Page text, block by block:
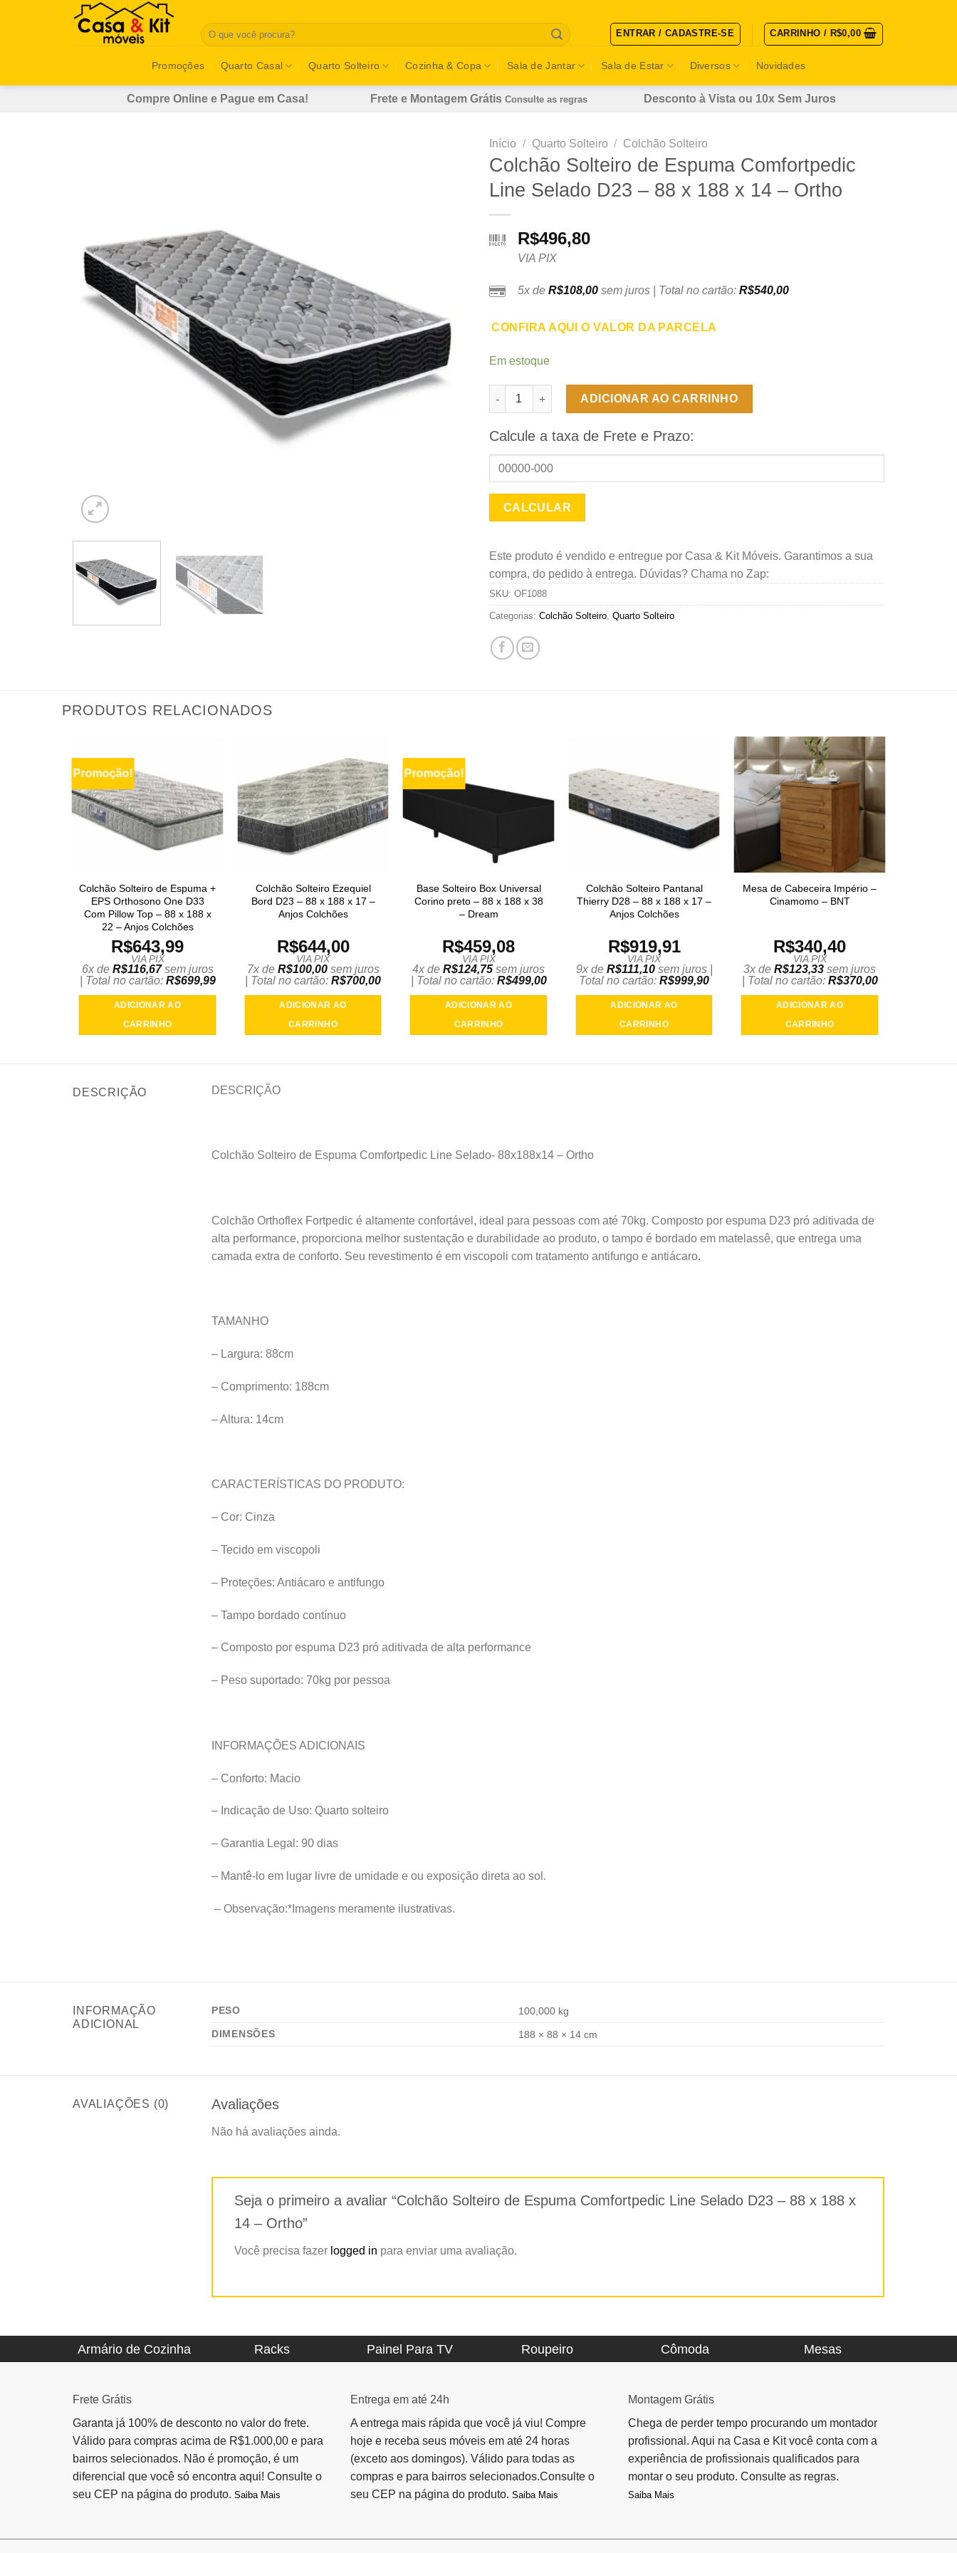
Pesquisar
por:
ENTRAR / CADASTRE-SE CARRINHO / R$0,00
Promoções Quarto Casal Quarto Solteiro Cozinha & Copa Sala de Jantar Sala de Estar Diversos Novidades
Compre Online e Pague em Casa! Frete e Montagem Grátis Consulte as regras Desconto à Vista ou 10x Sem Juros
Início / Quarto Solteiro / Colchão Solteiro
Colchão Solteiro de Espuma Comfortpedic
Line Selado D23 – 88 x 188 x 14 – Ortho
R$496,80
VIA PIX
5x de R$108,00 sem juros | Total no cartão: R$540,00
CONFIRA AQUI O VALOR DA PARCELA
Em estoque
Colchão Solteiro de Espuma Comfortpedic Line Selado D23 - 88 x 188 x 14 - Ortho quantidade
ADICIONAR AO CARRINHO
Calcule a taxa de Frete e Prazo:
Este produto é vendido e entregue por Casa & Kit Móveis. Garantimos a sua
compra, do pedido à entrega. Dúvidas? Chama no Zap:
SKU: OF1088
Categorias: Colchão Solteiro Quarto Solteiro
PRODUTOS RELACIONADOS
Promoção!
Colchão Solteiro de Espuma +
EPS Orthosono One D33
Com Pillow Top – 88 x 188 x
22 – Anjos Colchões
R$643,99
VIA PIX
6x de R$116,67sem juros
| Total no cartão: R$699,99
ADICIONAR AO
CARRINHO
Colchão Solteiro Ezequiel
Bord D23 – 88 x 188 x 17 –
Anjos Colchões
R$644,00
VIA PIX
7x de R$100,00sem juros
| Total no cartão: R$700,00
ADICIONAR AO
CARRINHO
Promoção!
Base Solteiro Box Universal
Corino preto – 88 x 188 x 38
– Dream
R$459,08
VIA PIX
4x de R$124,75 sem juros
| Total no cartão: R$499,00
ADICIONAR AO
CARRINHO
Colchão Solteiro Pantanal
Thierry D28 – 88 x 188 x 17 –
Anjos Colchões
R$919,91
VIA PIX
9x de R$111,10sem juros |
Total no cartão: R$999,90
ADICIONAR AO
CARRINHO
Mesa de Cabeceira Império –
Cinamomo – BNT
R$340,40
VIA PIX
3x de R$123,33 sem juros
| Total no cartão: R$370,00
ADICIONAR AO
CARRINHO
DESCRIÇÃO DESCRIÇÃO
Colchão Solteiro de Espuma Comfortpedic Line Selado- 88x188x14 – Ortho
Colchão Orthoflex Fortpedic é altamente confortável, ideal para pessoas com até 70kg. Composto por espuma D23 pró aditivada de
alta performance, proporciona melhor sustentação e durabilidade ao produto, o tampo é bordado em matelassê, que entrega uma
camada extra de conforto. Seu revestimento é em viscopoli com tratamento antifungo e antiácaro.
TAMANHO
– Largura: 88cm
– Comprimento: 188cm
– Altura: 14cm
CARACTERÍSTICAS DO PRODUTO:
– Cor: Cinza
– Tecido em viscopoli
– Proteções: Antiácaro e antifungo
– Tampo bordado contínuo
– Composto por espuma D23 pró aditivada de alta performance
– Peso suportado: 70kg por pessoa
INFORMAÇÕES ADICIONAIS
– Conforto: Macio
– Indicação de Uso: Quarto solteiro
– Garantia Legal: 90 dias
– Mantê-lo em lugar livre de umidade e ou exposição direta ao sol.
– Observação:*Imagens meramente ilustrativas.
INFORMAÇÃO
ADICIONAL
PESO
100,000 kg
DIMENSÕES
188 × 88 × 14 cm
AVALIAÇÕES (0) Avaliações
Não há avaliações ainda.
Seja o primeiro a avaliar “Colchão Solteiro de Espuma Comfortpedic Line Selado D23 – 88 x 188 x
14 – Ortho”
Você precisa fazer logged in para enviar uma avaliação.
Armário de Cozinha Racks Painel Para TV Roupeiro Cômoda Mesas
Frete Grátis
Garanta já 100% de desconto no valor do frete.
Válido para compras acima de R$1.000,00 e para
bairros selecionados. Não é promoção, é um
diferencial que você só encontra aqui! Consulte o
seu CEP na página do produto. Saiba Mais
Entrega em até 24h
A entrega mais rápida que você já viu! Compre
hoje e receba seus móveis em até 24 horas
(exceto aos domingos). Válido para todas as
compras e para bairros selecionados.Consulte o
seu CEP na página do produto. Saiba Mais
Montagem Grátis
Chega de perder tempo procurando um montador
profissional. Aqui na Casa e Kit você conta com a
experiência de profissionais qualificados para
montar o seu produto. Consulte as regras.
Saiba Mais